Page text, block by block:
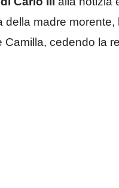
madre morente,
Camilla, cedendo la